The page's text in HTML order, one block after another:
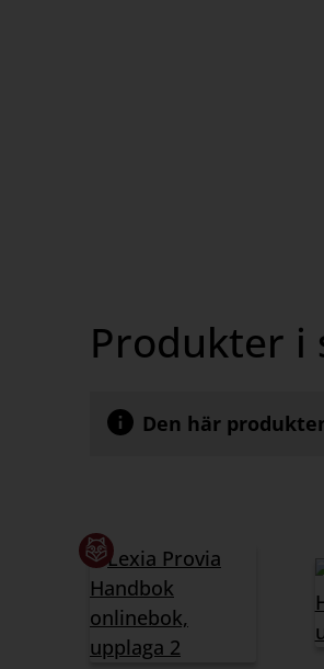
Produkter i
Den här